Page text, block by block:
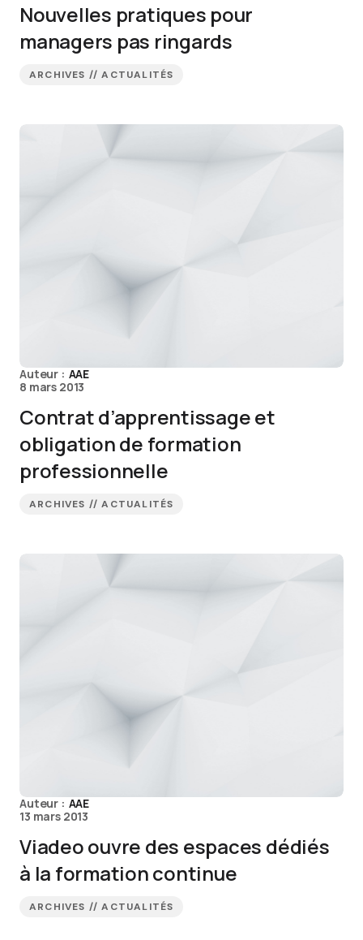
Nouvelles pratiques pour
managers pas ringards
ARCHIVES // ACTUALITÉS
Auteur : AAE
8 mars 2013
Contrat d’apprentissage et
obligation de formation
professionnelle
ARCHIVES // ACTUALITÉS
Auteur : AAE
13 mars 2013
Viadeo ouvre des espaces dédiés
à la formation continue
ARCHIVES // ACTUALITÉS